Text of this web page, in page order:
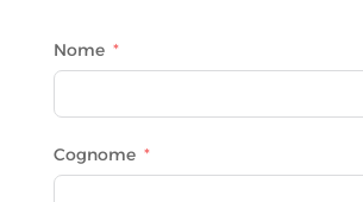
Nome
Cognome